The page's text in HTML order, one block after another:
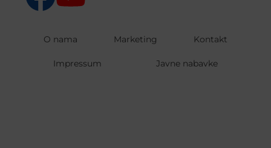
O nama Marketing Kontakt
Impressum Javne nabavke